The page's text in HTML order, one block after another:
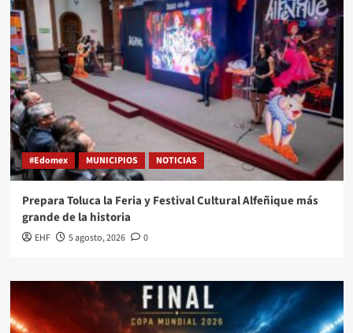
#Edomex MUNICIPIOS NOTICIAS
Prepara Toluca la Feria y Festival Cultural Alfeñique más
grande de la historia
EHF 5 agosto, 2026 0